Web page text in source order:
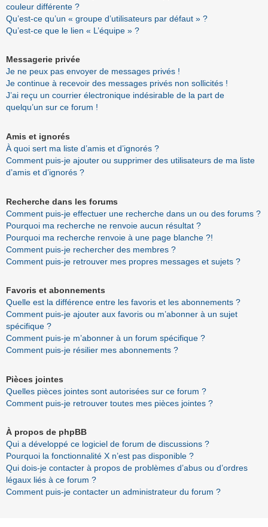
couleur différente ?
Qu’est-ce qu’un « groupe d’utilisateurs par défaut » ?
Qu’est-ce que le lien « L’équipe » ?
Messagerie privée
Je ne peux pas envoyer de messages privés !
Je continue à recevoir des messages privés non sollicités !
J’ai reçu un courrier électronique indésirable de la part de
quelqu’un sur ce forum !
Amis et ignorés
À quoi sert ma liste d’amis et d’ignorés ?
Comment puis-je ajouter ou supprimer des utilisateurs de ma liste
d’amis et d’ignorés ?
Recherche dans les forums
Comment puis-je effectuer une recherche dans un ou des forums ?
Pourquoi ma recherche ne renvoie aucun résultat ?
Pourquoi ma recherche renvoie à une page blanche ?!
Comment puis-je rechercher des membres ?
Comment puis-je retrouver mes propres messages et sujets ?
Favoris et abonnements
Quelle est la différence entre les favoris et les abonnements ?
Comment puis-je ajouter aux favoris ou m’abonner à un sujet
spécifique ?
Comment puis-je m’abonner à un forum spécifique ?
Comment puis-je résilier mes abonnements ?
Pièces jointes
Quelles pièces jointes sont autorisées sur ce forum ?
Comment puis-je retrouver toutes mes pièces jointes ?
À propos de phpBB
Qui a développé ce logiciel de forum de discussions ?
Pourquoi la fonctionnalité X n’est pas disponible ?
Qui dois-je contacter à propos de problèmes d’abus ou d’ordres
légaux liés à ce forum ?
Comment puis-je contacter un administrateur du forum ?